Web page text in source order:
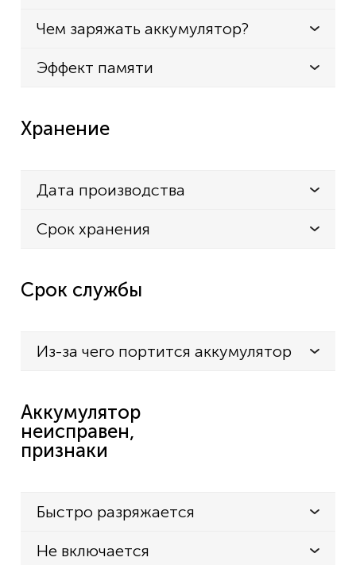
Чем заряжать аккумулятор?
Эффект памяти
Хранение
Дата производства
Срок хранения
Срок службы
Из-за чего портится аккумулятор
Аккумулятор
неисправен,
признаки
Быстро разряжается
Не включается